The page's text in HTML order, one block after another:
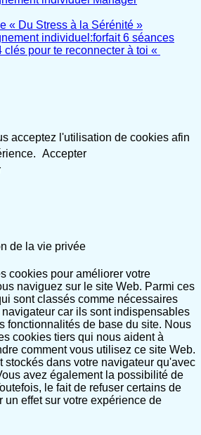
« Du Stress à la Sérénité »
individuel:forfait 6 séances
clés pour te reconnecter à toi «
acceptez l'utilisation de cookies afin
Accepter
de la vie privée
cookies pour améliorer votre
naviguez sur le site Web. Parmi ces
sont classés comme nécessaires
car ils sont indispensables
fonctionnalités de base du site. Nous
cookies tiers qui nous aident à
comment vous utilisez ce site Web.
stockés dans votre navigateur qu'avec
avez également la possibilité de
le fait de refuser certains de
un effet sur votre expérience de